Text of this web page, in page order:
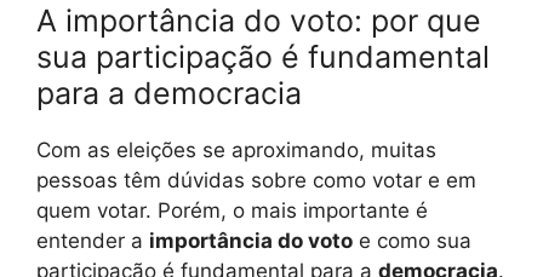
A importância do voto: por que
sua participação é fundamental
para a democracia
Com as eleições se aproximando, muitas
pessoas têm dúvidas sobre como votar e em
quem votar. Porém, o mais importante é
entender a importância do voto e como sua
participação é fundamental para a democracia.